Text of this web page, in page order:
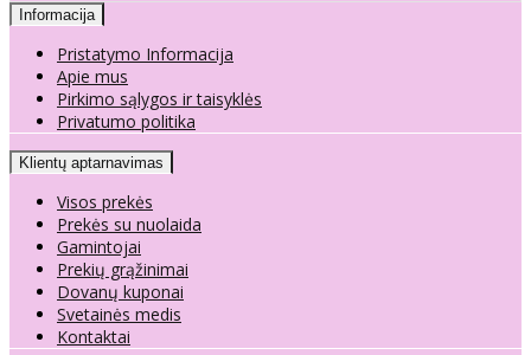
Informacija
Pristatymo Informacija
Apie mus
Pirkimo sąlygos ir taisyklės
Privatumo politika
Klientų aptarnavimas
Visos prekės
Prekės su nuolaida
Gamintojai
Prekių grąžinimai
Dovanų kuponai
Svetainės medis
Kontaktai